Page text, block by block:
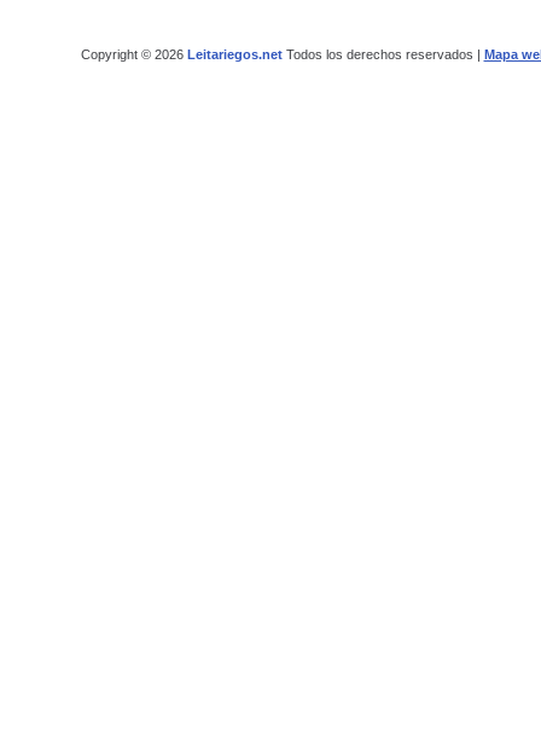
Copyright © 2026 Leitariegos.netTodos los derechos reservados | Mapa